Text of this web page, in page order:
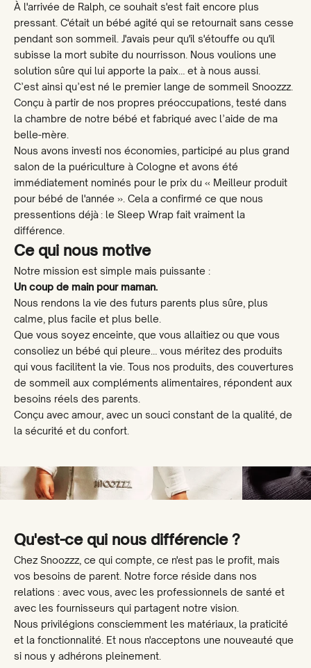
À l'arrivée de Ralph, ce souhait s'est fait encore plus
pressant. C'était un bébé agité qui se retournait sans cesse
pendant son sommeil. J'avais peur qu'il s'étouffe ou qu'il
subisse la mort subite du nourrisson. Nous voulions une
solution sûre qui lui apporte la paix… et à nous aussi.
C’est ainsi qu’est né le premier lange de sommeil Snoozzz.
Conçu à partir de nos propres préoccupations, testé dans
la chambre de notre bébé et fabriqué avec l’aide de ma
belle-mère.
Nous avons investi nos économies, participé au plus grand
salon de la puériculture à Cologne et avons été
immédiatement nominés pour le prix du « Meilleur produit
pour bébé de l'année ». Cela a confirmé ce que nous
pressentions déjà : le Sleep Wrap fait vraiment la
différence.
Ce qui nous motive
Notre mission est simple mais puissante :
Un coup de main pour maman.
Nous rendons la vie des futurs parents plus sûre, plus
calme, plus facile et plus belle.
Que vous soyez enceinte, que vous allaitiez ou que vous
consoliez un bébé qui pleure… vous méritez des produits
qui vous facilitent la vie. Tous nos produits, des couvertures
de sommeil aux compléments alimentaires, répondent aux
besoins réels des parents.
Conçu avec amour, avec un souci constant de la qualité, de
la sécurité et du confort.
Qu'est-ce qui nous différencie ?
Chez Snoozzz, ce qui compte, ce n'est pas le profit, mais
vos besoins de parent. Notre force réside dans nos
relations : avec vous, avec les professionnels de santé et
avec les fournisseurs qui partagent notre vision.
Nous privilégions consciemment les matériaux, la praticité
et la fonctionnalité. Et nous n'acceptons une nouveauté que
si nous y adhérons pleinement.